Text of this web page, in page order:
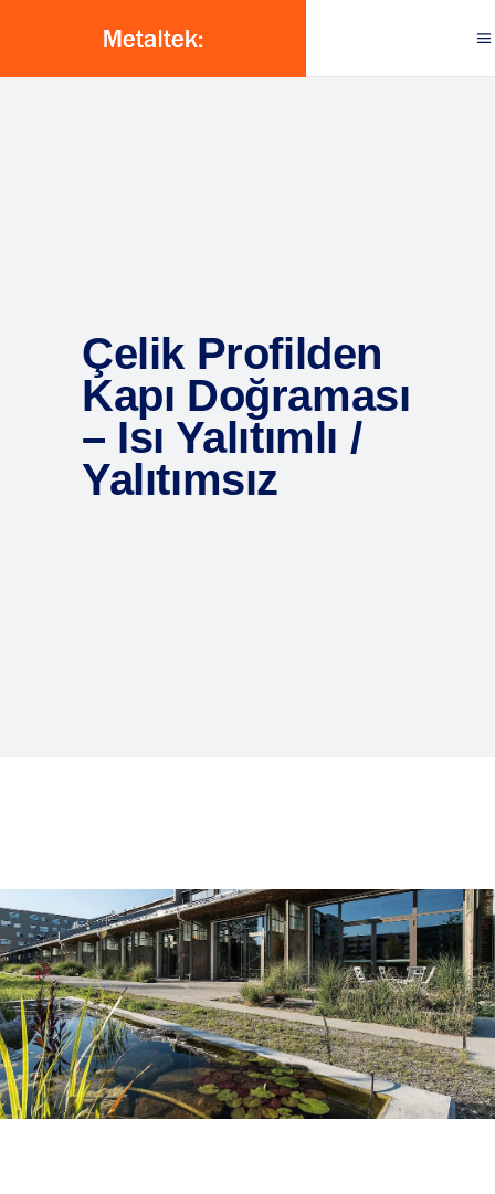
Çelik Profilden
Kapı Doğraması
– Isı Yalıtımlı /
Yalıtımsız